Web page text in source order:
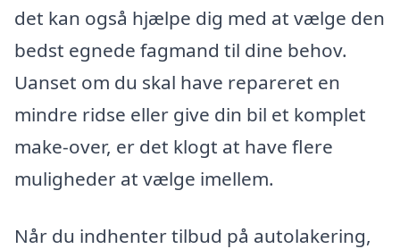
det kan også hjælpe dig med at vælge den
bedst egnede fagmand til dine behov.
Uanset om du skal have repareret en
mindre ridse eller give din bil et komplet
make-over, er det klogt at have flere
muligheder at vælge imellem.
Når du indhenter tilbud på autolakering,